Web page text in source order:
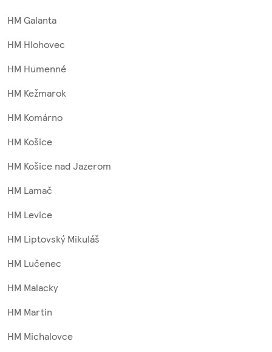
HM Galanta
HM Hlohovec
HM Humenné
HM Kežmarok
HM Komárno
HM Košice
HM Košice nad Jazerom
HM Lamač
HM Levice
HM Liptovský Mikuláš
HM Lučenec
HM Malacky
HM Martin
HM Michalovce